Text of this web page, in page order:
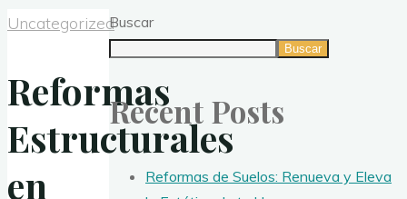
Uncategorized
Reformas
Estructurales
en
Buscar
Buscar
Recent Posts
Reformas de Suelos: Renueva y Eleva